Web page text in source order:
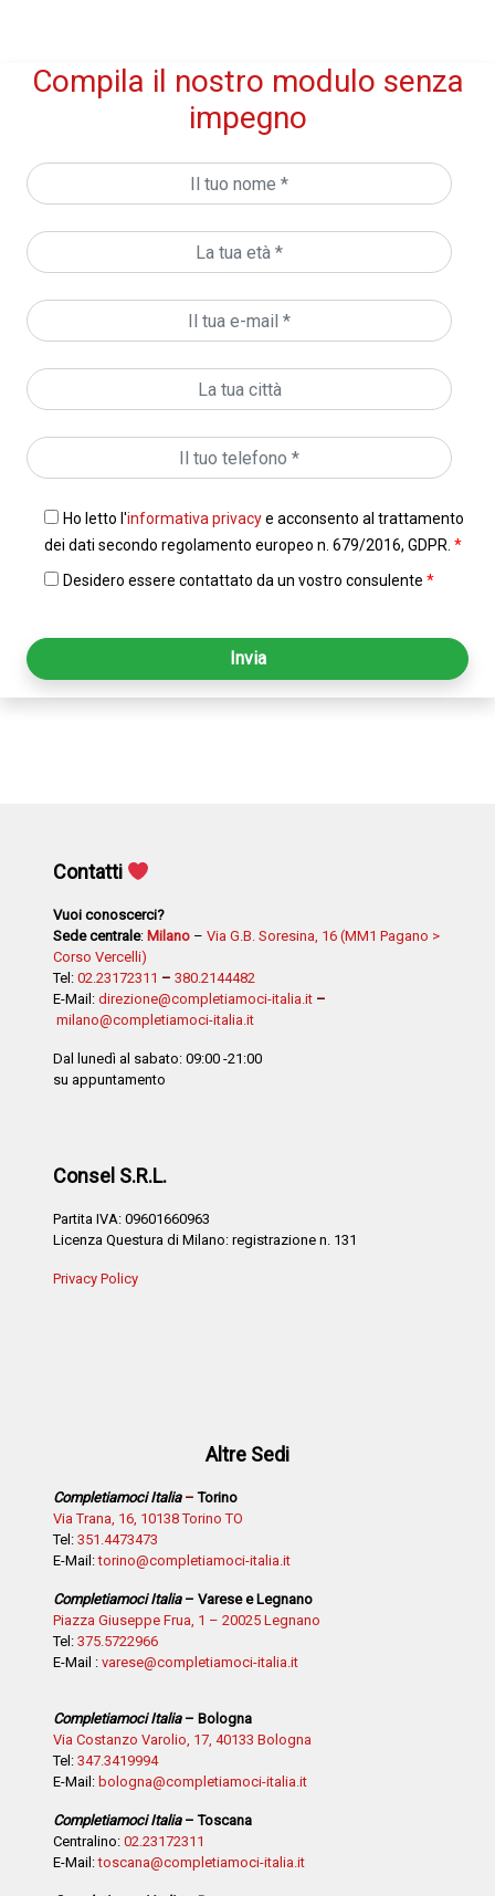
Compila il nostro modulo senza
impegno
Ho letto l'informativa privacye acconsento al trattamento
dei dati secondo regolamento europeo n. 679/2016, GDPR. *
Desidero essere contattato da un vostro consulente *
Contatti
Vuoi conoscerci?
Sede centrale: Milano – Via G.B. Soresina, 16 (MM1 Pagano >
Corso Vercelli)
Tel: 02.23172311 – 380.2144482
E-Mail: direzione@completiamoci-italia.it –
milano@completiamoci-italia.it
Dal lunedì al sabato: 09:00 -21:00
su appuntamento
Consel S.R.L.
Partita IVA: 09601660963
Licenza Questura di Milano: registrazione n. 131
Privacy Policy
Altre Sedi
Completiamoci Italia – Torino
Via Trana, 16, 10138 Torino TO
Tel: 351.4473473
E-Mail:torino@completiamoci-italia.it
Completiamoci Italia– Varese e Legnano
Piazza Giuseppe Frua, 1 – 20025 Legnano
Tel: 375.5722966
E-Mail : varese@completiamoci-italia.it
Completiamoci Italia– Bologna
Via Costanzo Varolio, 17, 40133 Bologna
Tel: 347.3419994
E-Mail: bologna@completiamoci-italia.it
Completiamoci Italia– Toscana
Centralino: 02.23172311
E-Mail:toscana@completiamoci-italia.it